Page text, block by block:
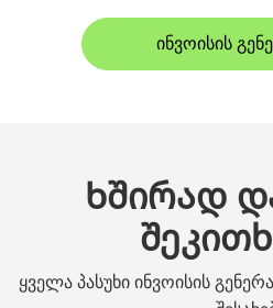
ინვოისის
Ხშირად
ყველა პასუხი ინვოისის